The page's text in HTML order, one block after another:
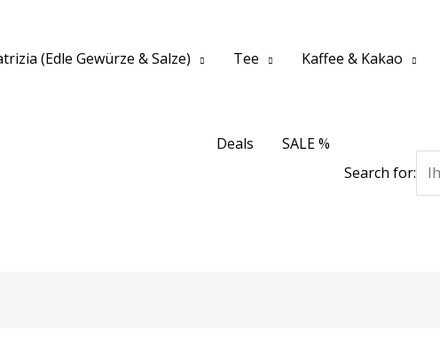
(Edle Gewürze & Salze) Tee Kaffee & Kakao
Deals
SALE %
Search for: